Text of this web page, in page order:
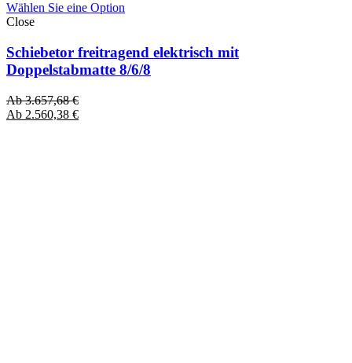
Wählen Sie eine Option
Close
Schiebetor freitragend elektrisch mit
Doppelstabmatte 8/6/8
Ab3.657,68€
Ab 2.560,38 €